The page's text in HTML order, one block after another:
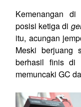
Kemenangan
posisi ketiga di
itu, acungan
Meski berjuang
berhasil finis di
memuncaki GC